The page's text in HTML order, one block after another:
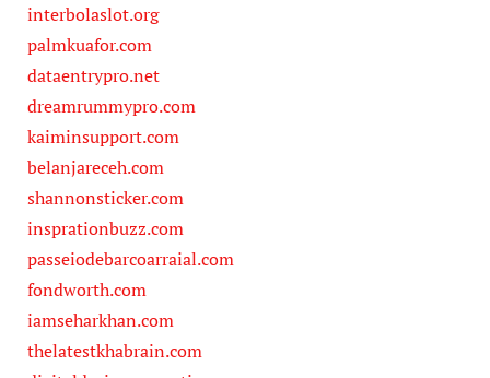
interbolaslot.org
palmkuafor.com
dataentrypro.net
dreamrummypro.com
kaiminsupport.com
belanjareceh.com
shannonsticker.com
insprationbuzz.com
passeiodebarcoarraial.com
fondworth.com
iamseharkhan.com
thelatestkhabrain.com